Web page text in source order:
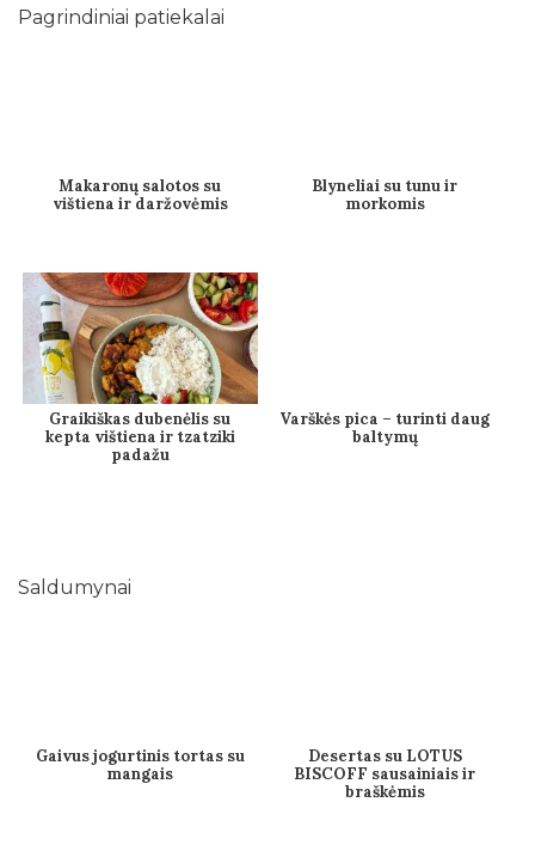
Pagrindiniai patiekalai
Makaronų salotos su
vištiena ir daržovėmis
Blyneliai su tunu ir
morkomis
Graikiškas dubenėlis su
kepta vištiena ir tzatziki
padažu
Varškės pica – turinti daug
baltymų
Saldumynai
Gaivus jogurtinis tortas su
mangais
Desertas su LOTUS
BISCOFF sausainiais ir
braškėmis